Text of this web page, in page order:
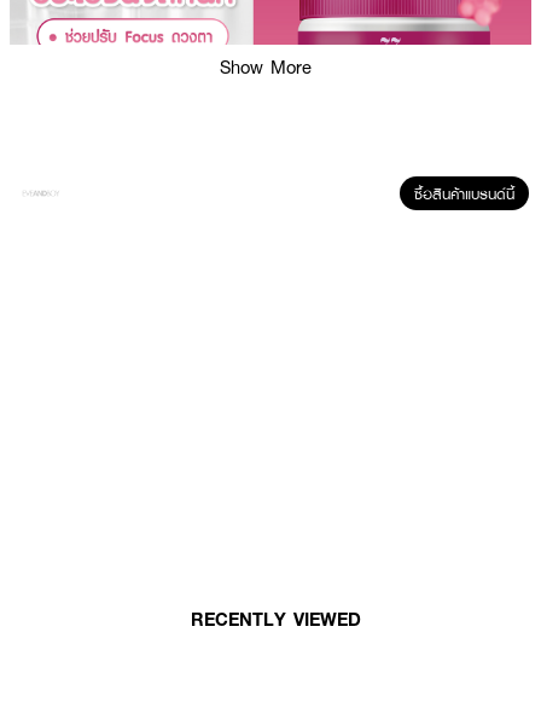
Show More
ซื้อสินค้าแบรนด์นี้
RECENTLY VIEWED